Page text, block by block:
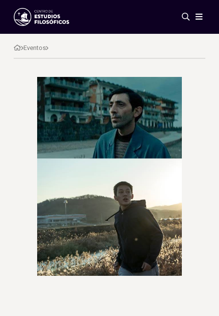
Eventos
Novedades
Investigación
Redes
Publicaciones
Galería
EN
Acerca de nosotros
Miembros
Reglamento
Eventos